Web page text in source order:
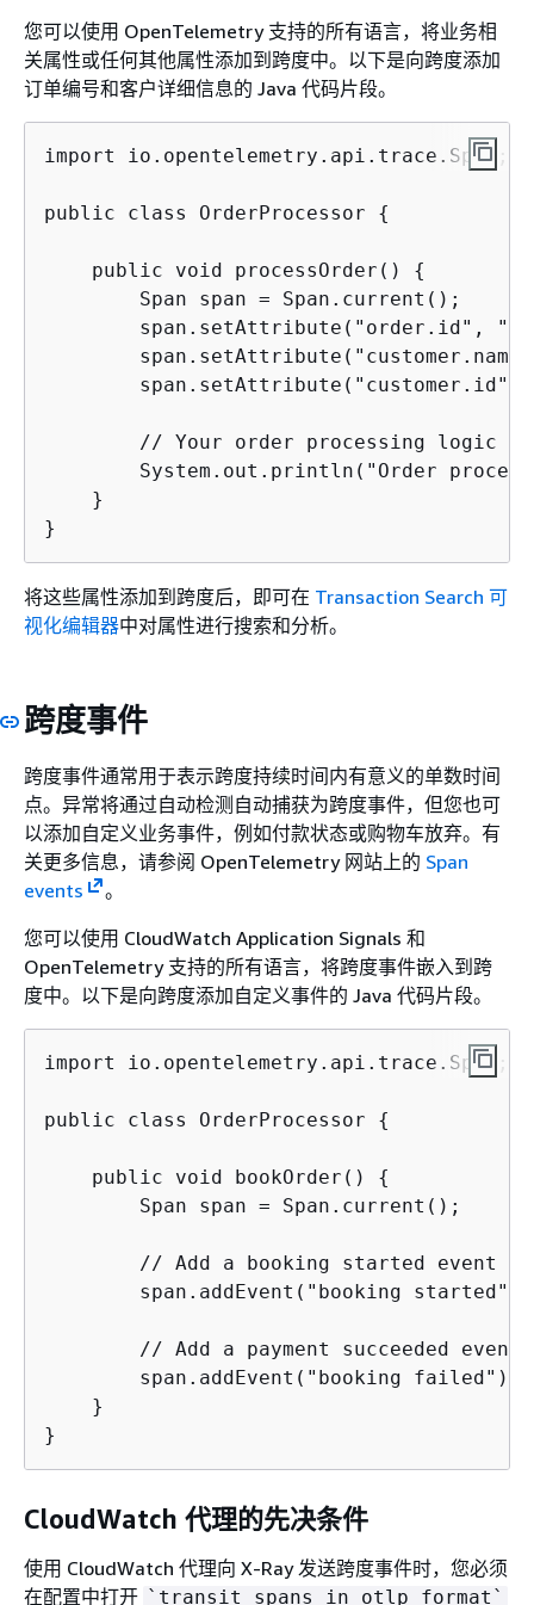
您可以使用 OpenTelemetry 支持的所有语言，将业务相
关属性或任何其他属性添加到跨度中。以下是向跨度添加
订单编号和客户详细信息的 Java 代码片段。
import io.opentelemetry.api.trace.Span;
public class OrderProcessor {
    public void processOrder()
{
        Span span = Span.current();
span.setAttribute("order.id",
span.setAttribute("customer.id",
// Your order processing logic
System.out.println("Order
    }
}
将这些属性添加到跨度后，即可在 Transaction Search 可
视化编辑器中对属性进行搜索和分析。
跨度事件
跨度事件通常用于表示跨度持续时间内有意义的单数时间
点。异常将通过自动检测自动捕获为跨度事件，但您也可
以添加自定义业务事件，例如付款状态或购物车放弃。有
关更多信息，请参阅 OpenTelemetry 网站上的 Span
events
。
您可以使用 CloudWatch Application Signals 和
OpenTelemetry 支持的所有语言，将跨度事件嵌入到跨
度中。以下是向跨度添加自定义事件的 Java 代码片段。
import io.opentelemetry.api.trace.Span;
public class OrderProcessor {
    public void bookOrder()
{
        Span span = Span.current();
        // Add a booking started event
        span.addEvent("booking started");
// Add a payment succeeded
        span.addEvent("booking failed");
    }
}
CloudWatch 代理的先决条件
使用 CloudWatch 代理向 X-Ray 发送跨度事件时，您必须
在配置中打开 `transit_spans_in_otlp_format`